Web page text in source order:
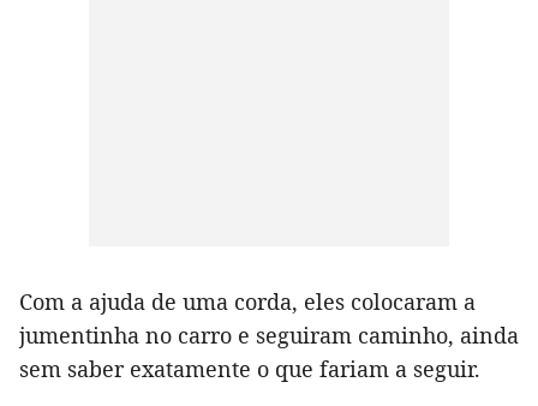
Com a ajuda de uma corda, eles colocaram a
jumentinha no carro e seguiram caminho, ainda
sem saber exatamente o que fariam a seguir.